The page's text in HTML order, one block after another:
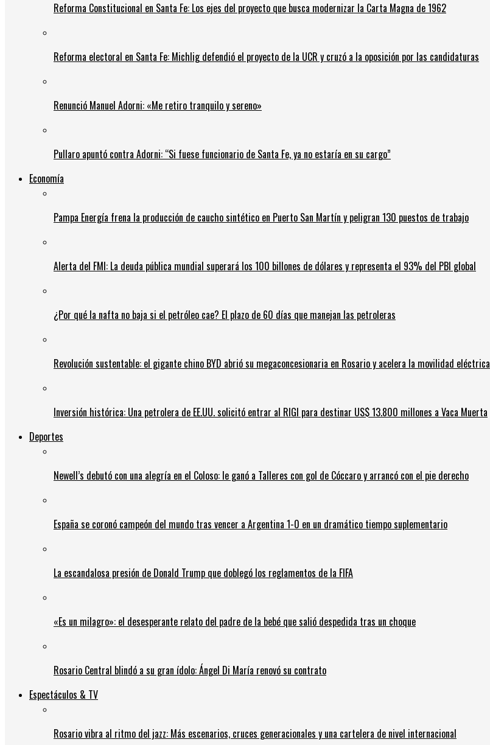
Reforma Constitucional en Santa Fe: Los ejes del proyecto que busca modernizar la Carta Magna de 1962
Reforma electoral en Santa Fe: Michlig defendió el proyecto de la UCR y cruzó a la oposición por las candidaturas
Renunció Manuel Adorni: «Me retiro tranquilo y sereno»
Pullaro apuntó contra Adorni: “Si fuese funcionario de Santa Fe, ya no estaría en su cargo”
Economía
Pampa Energía frena la producción de caucho sintético en Puerto San Martín y peligran 130 puestos de trabajo
Alerta del FMI: La deuda pública mundial superará los 100 billones de dólares y representa el 93% del PBI global
¿Por qué la nafta no baja si el petróleo cae? El plazo de 60 días que manejan las petroleras
Revolución sustentable: el gigante chino BYD abrió su megaconcesionaria en Rosario y acelera la movilidad eléctrica
Inversión histórica: Una petrolera de EE.UU. solicitó entrar al RIGI para destinar US$ 13.800 millones a Vaca Muerta
Deportes
Newell’s debutó con una alegría en el Coloso: le ganó a Talleres con gol de Cóccaro y arrancó con el pie derecho
España se coronó campeón del mundo tras vencer a Argentina 1-0 en un dramático tiempo suplementario
La escandalosa presión de Donald Trump que doblegó los reglamentos de la FIFA
«Es un milagro»: el desesperante relato del padre de la bebé que salió despedida tras un choque
Rosario Central blindó a su gran ídolo: Ángel Di María renovó su contrato
Espectáculos & TV
Rosario vibra al ritmo del jazz: Más escenarios, cruces generacionales y una cartelera de nivel internacional